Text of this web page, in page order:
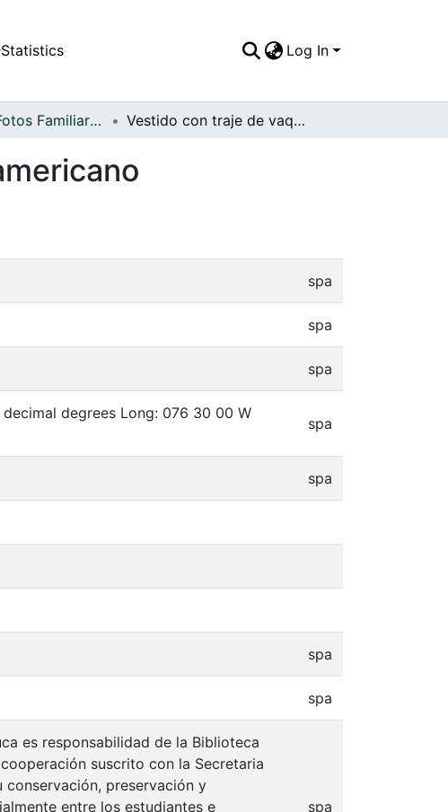
Statistics Log In
APFFVC - Fotos Familiares - Patrimonial Vestido con traje de vaquero del oeste norteamericano
spa
spa
spa
degrees Long: 076 30 00 W
spa
spa
spa
spa
es responsabilidad de la Biblioteca
suscrito con la Secretaria
preservación y
entre los estudiantes e
spa